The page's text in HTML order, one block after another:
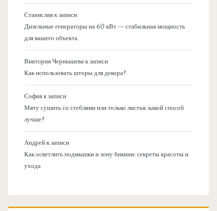
Станиславк записи
Дизельные генераторы на 60 кВт — стабильная мощность
для вашего объекта
Виктория Чернышевак записи
Как использовать шторы для декора?
Софияк записи
Мяту сушить со стеблями или только листья: какой способ
лучше?
Андрейк записи
Как осветлить подмышки и зону бикини: секреты красоты и
ухода